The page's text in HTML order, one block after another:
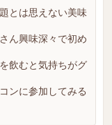
とは思えない美味
ん興味深々で初め
飲むと気持ちがグ
ンに参加してみる